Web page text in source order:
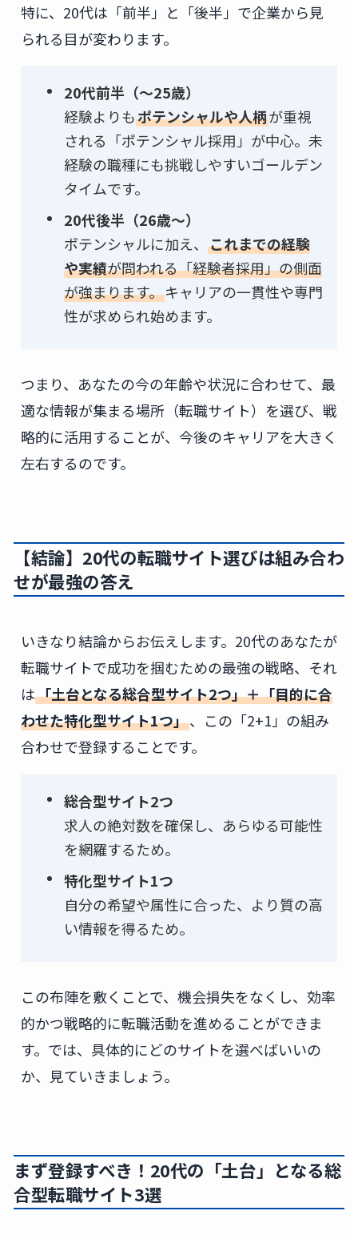
特に、20代は「前半」と「後半」で企業から見
られる目が変わります。
20代前半（～25歳）
経験よりもポテンシャルや人柄が重視
される「ポテンシャル採用」が中心。未
経験の職種にも挑戦しやすいゴールデン
タイムです。
20代後半（26歳～）
ポテンシャルに加え、 これまでの経験
や実績が問われる「経験者採用」の側面
が強まります。キャリアの一貫性や専門
性が求められ始めます。
つまり、あなたの今の年齢や状況に合わせて、最
適な情報が集まる場所（転職サイト）を選び、戦
略的に活用することが、今後のキャリアを大きく
左右するのです。
【結論】20代の転職サイト選びは組み合わ
せが最強の答え
いきなり結論からお伝えします。20代のあなたが
転職サイトで成功を掴むための最強の戦略、それ
は「土台となる総合型サイト2つ」＋「目的に合
わせた特化型サイト1つ」、この「2+1」の組み
合わせで登録することです。
総合型サイト2つ
求人の絶対数を確保し、あらゆる可能性
を網羅するため。
特化型サイト1つ
自分の希望や属性に合った、より質の高
い情報を得るため。
この布陣を敷くことで、機会損失をなくし、効率
的かつ戦略的に転職活動を進めることができま
す。では、具体的にどのサイトを選べばいいの
か、見ていきましょう。
まず登録すべき！20代の「土台」となる総
合型転職サイト3選